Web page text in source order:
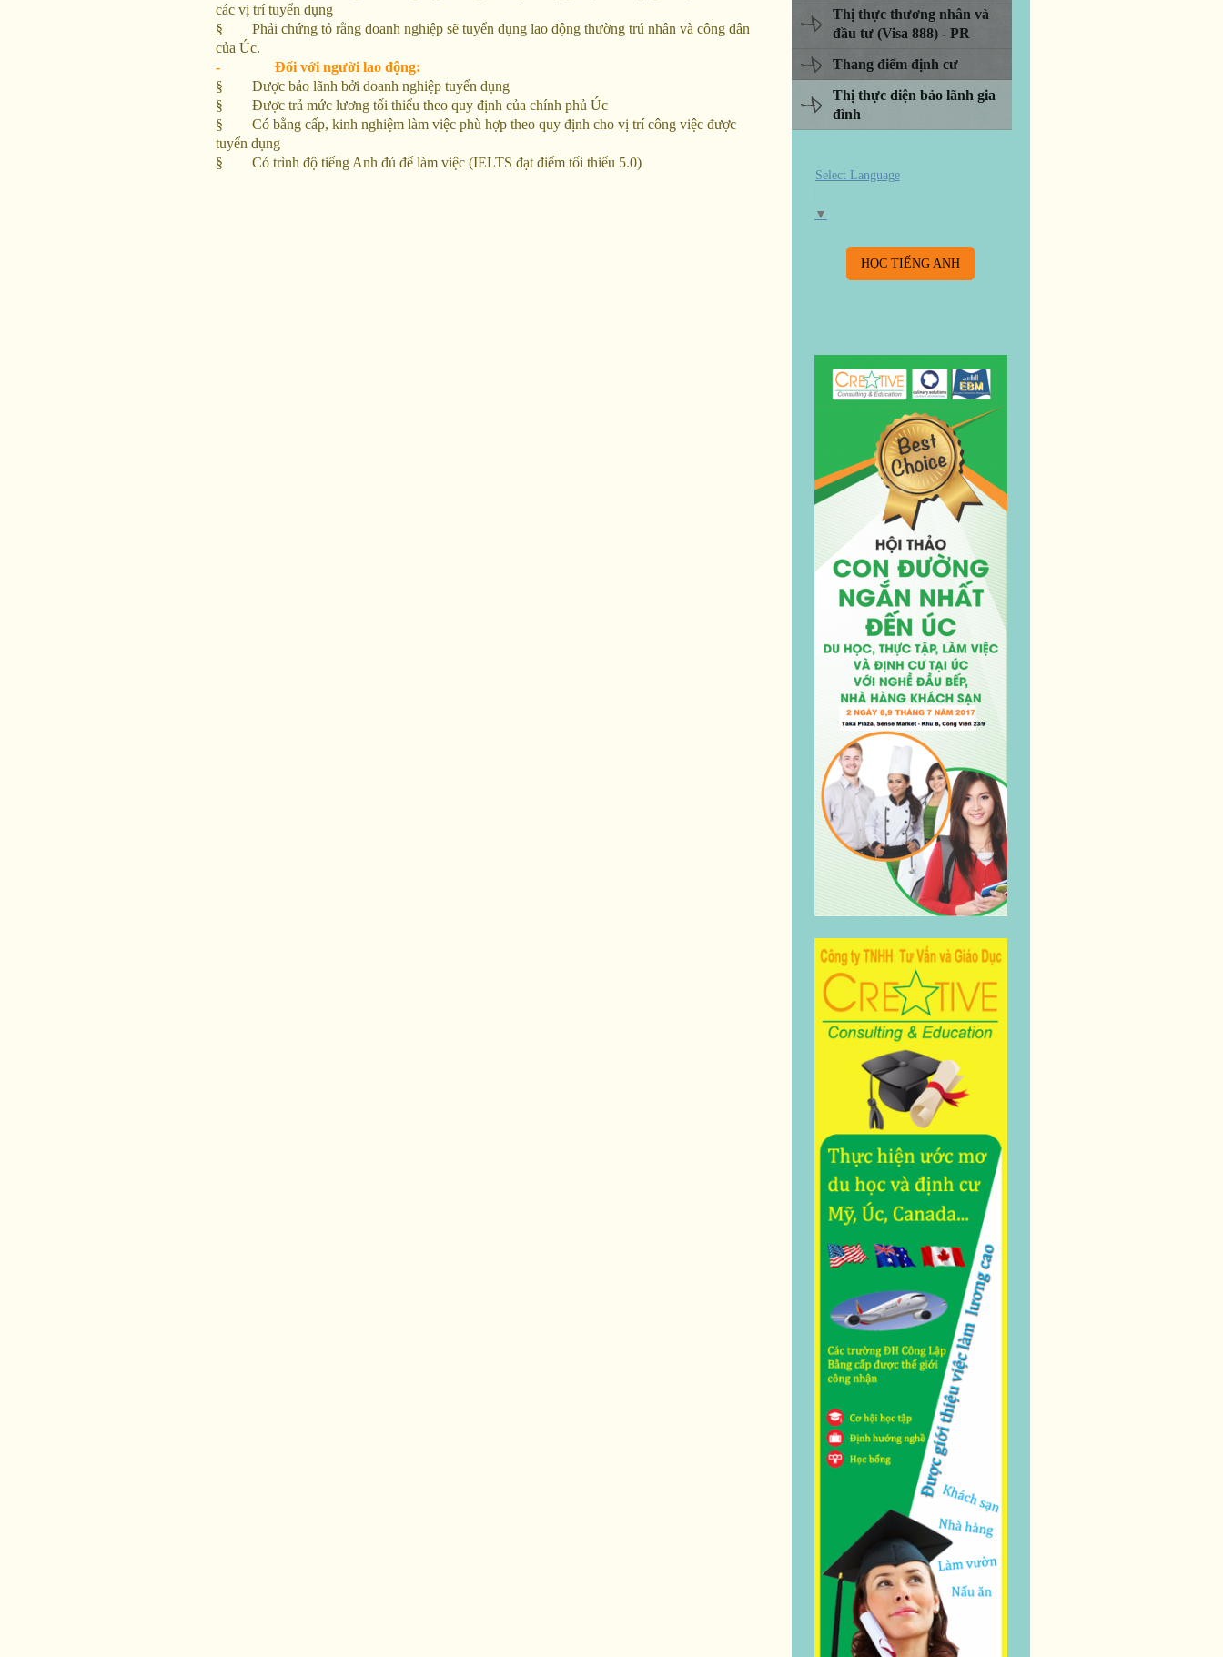
các vị trí tuyển dụng
§ Phải chứng tỏ rằng doanh nghiệp sẽ tuyển dụng lao động thường trú nhân và công dân
của Úc.
- Đối với người lao động:
§ Được bảo lãnh bởi doanh nghiệp tuyển dụng
§ Được trả mức lương tối thiểu theo quy định của chính phủ Úc
§ Có bằng cấp, kinh nghiệm làm việc phù hợp theo quy định cho vị trí công việc được
tuyển dụng
§ Có trình độ tiếng Anh đủ để làm việc (IELTS đạt điểm tối thiểu 5.0)
Thị thực thương nhân và
đầu tư (Visa 888) - PR
Thang điểm định cư
Thị thực diện bảo lãnh gia
đình
Select Language
▼
HỌC TIẾNG ANH